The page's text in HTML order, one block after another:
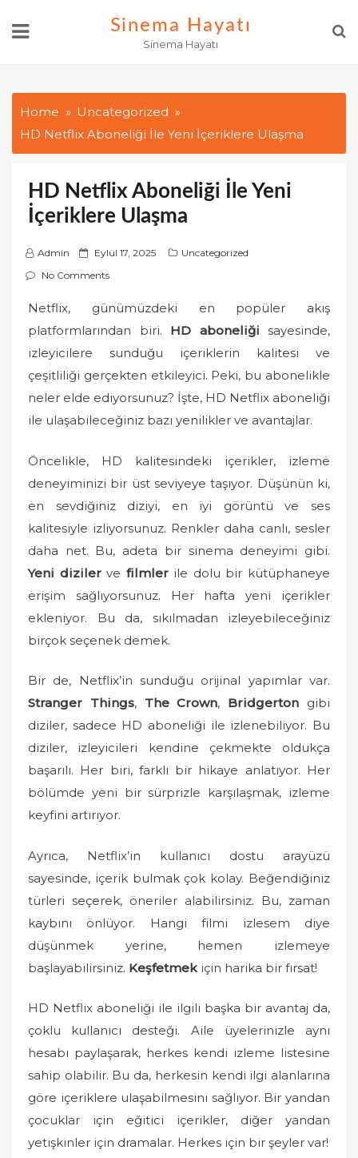
Sinema Hayatı
Sinema Hayatı
Home
Uncategorized
HD Netflix Aboneliği İle Yeni İçeriklere Ulaşma
HD Netflix Aboneliği İle Yeni
İçeriklere Ulaşma
Admin
P
o
e
d
Eylül 17, 2025
Uncategorized
No Comments
Netflix, günümüzdeki en popüler akış
platformlarından biri. HD aboneliği sayesinde,
izleyicilere sunduğu içeriklerin kalitesi ve
çeşitliliği gerçekten etkileyici. Peki, bu abonelikle
neler elde ediyorsunuz? İşte, HD Netflix aboneliği
ile ulaşabileceğiniz bazı yenilikler ve avantajlar.
Öncelikle, HD kalitesindeki içerikler, izleme
deneyiminizi bir üst seviyeye taşıyor. Düşünün ki,
en sevdiğiniz diziyi, en iyi görüntü ve ses
kalitesiyle izliyorsunuz. Renkler daha canlı, sesler
daha net. Bu, adeta bir sinema deneyimi gibi.
Yeni dizilerve filmlerile dolu bir kütüphaneye
erişim sağlıyorsunuz. Her hafta yeni içerikler
ekleniyor. Bu da, sıkılmadan izleyebileceğiniz
birçok seçenek demek.
Bir de, Netflix’in sunduğu orijinal yapımlar var.
Stranger Things, The Crown, Bridgerton gibi
diziler, sadece HD aboneliği ile izlenebiliyor. Bu
diziler, izleyicileri kendine çekmekte oldukça
başarılı. Her biri, farklı bir hikaye anlatıyor. Her
bölümde yeni bir sürprizle karşılaşmak, izleme
keyfini artırıyor.
Ayrıca, Netflix’in kullanıcı dostu arayüzü
sayesinde, içerik bulmak çok kolay. Beğendiğiniz
türleri seçerek, öneriler alabilirsiniz. Bu, zaman
kaybını önlüyor. Hangi filmi izlesem diye
düşünmek yerine, hemen izlemeye
başlayabilirsiniz. Keşfetmek için harika bir fırsat!
HD Netflix aboneliği ile ilgili başka bir avantaj da,
çoklu kullanıcı desteği. Aile üyelerinizle aynı
hesabı paylaşarak, herkes kendi izleme listesine
sahip olabilir. Bu da, herkesin kendi ilgi alanlarına
göre içeriklere ulaşabilmesini sağlıyor. Bir yandan
çocuklar için eğitici içerikler, diğer yandan
yetişkinler için dramalar. Herkes için bir şeyler var!